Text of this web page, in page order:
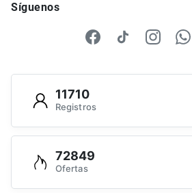
Síguenos
11710
Registros
72849
Ofertas